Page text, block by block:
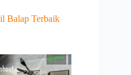
Balap Terbaik